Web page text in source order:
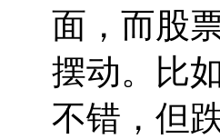
面，而股
摆动。比
不错，但